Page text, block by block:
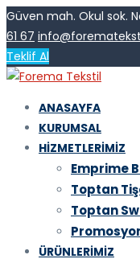
Güven mah. Okul sok.
61 67
Teklif Al
ANASAYFA
KURUMSAL
HIZMETLERIMIZ
Emprime
Toptan
Toptan
ÜRÜNLERIMIZ